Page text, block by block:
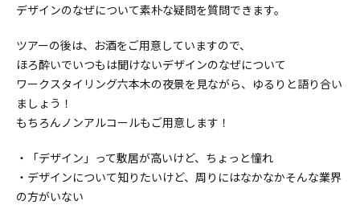
デザインのなぜについて素朴な疑問を質問できます。
ツアーの後は、お酒をご用意していますので、
ほろ酔いでいつもは聞けないデザインのなぜについて
ワークスタイリング六本木の夜景を見ながら、ゆるりと語り合い
ましょう！
もちろんノンアルコールもご用意します！
・「デザイン」って敷居が高いけど、ちょっと憧れ
・デザインについて知りたいけど、周りにはなかなかそんな業界
の方がいない